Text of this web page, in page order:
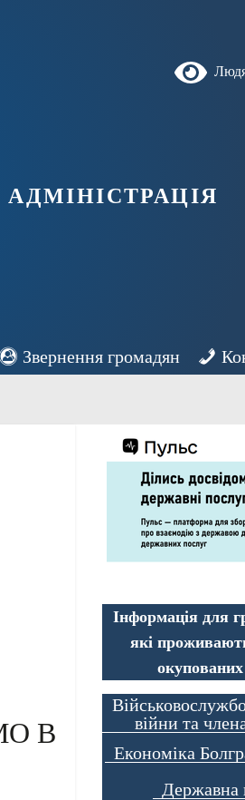
Звернення громадян
В
Інформація для
які
війни та
Економіка
Державна